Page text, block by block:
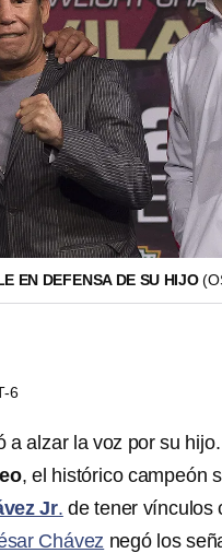
EN DEFENSA DE SU HIJO
6
a alzar la voz por su
, el histórico campeón
Jr. de tener vínculos
Chávez negó los